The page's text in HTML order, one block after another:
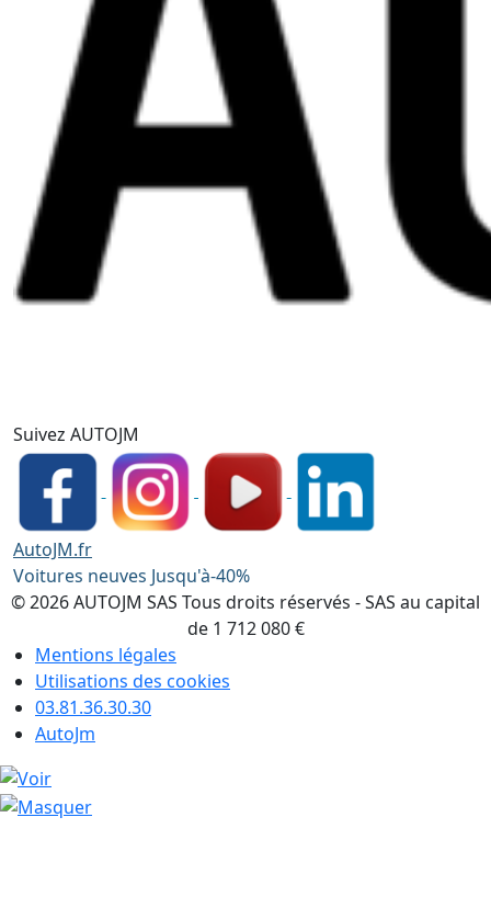
Suivez AUTOJM
AutoJM.fr
Voitures neuves Jusqu'à-40%
© 2026 AUTOJM SAS Tous droits réservés - SAS au capital
de 1 712 080 €
Mentions légales
Utilisations des cookies
03.81.36.30.30
AutoJm